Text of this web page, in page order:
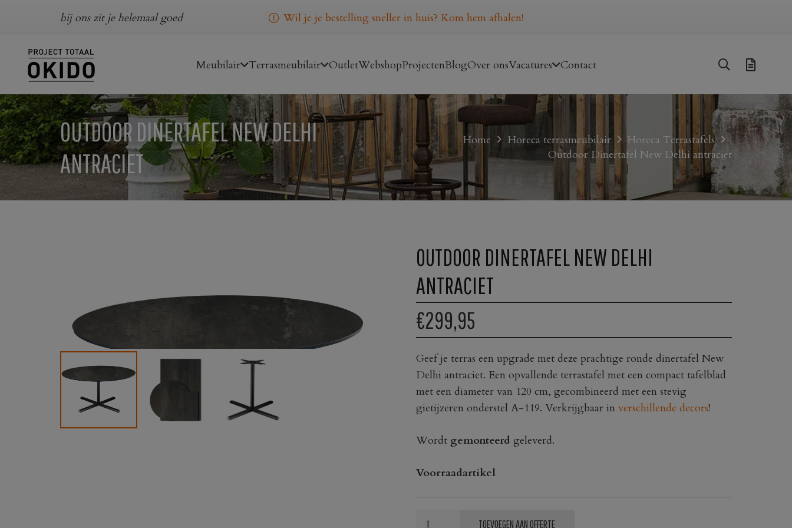
bij ons zit je helemaal goed Wil je je bestelling sneller in huis? Kom hem afhalen!
Meubilair Terrasmeubilair OutletWebshopProjectenBlogOver onsVacatures Contact
OUTDOOR DINERTAFEL NEW DELHI
ANTRACIET
Home Horeca terrasmeubilair
Horeca Terrastafels
Outdoor Dinertafel New Delhi antraciet
OUTDOOR DINERTAFEL NEW DELHI
ANTRACIET
€299,95
Geef je terras een upgrade met deze prachtige ronde dinertafel New
Delhi antraciet. Een opvallende terrastafel met een compact tafelblad
met een diameter van 120 cm, gecombineerd met een stevig
gietijzeren onderstel A-119. Verkrijgbaar inverschillende decors!
Wordt gemonteerd geleverd.
Voorraadartikel
Outdoor
TOEVOEGEN AAN OFFERTE